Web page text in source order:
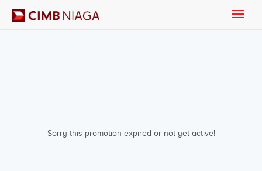
Sorry this promotion expired or not yet active!
Toggle